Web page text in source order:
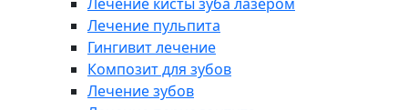
Лечение кисты зуба лазером
Лечение пульпита
Гингивит лечение
Композит для зубов
Лечение зубов